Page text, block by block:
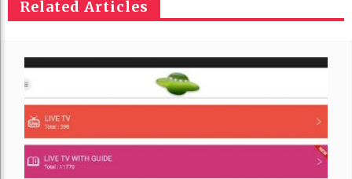
Related Articles